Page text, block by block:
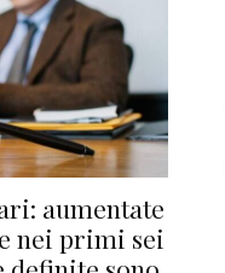
aumentate
nei primi sei